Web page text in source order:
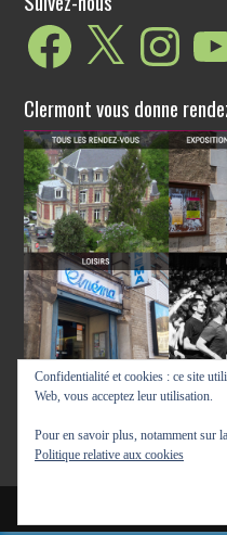
Suivez-nous
FacebookX Instagram
Clermont vous donne
Confidentialité et cookies : ce site
Web, vous acceptez leur utilisation.
Pour en savoir plus, notamment sur
Politique relative aux cookies